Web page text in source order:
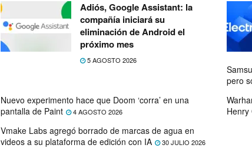
Adiós, Google Assistant: la
compañía iniciará su
eliminación de Android el
próximo mes
5 AGOSTO 2026
pero
Nuevo experimento hace que Doom ‘corra’ en una
pantalla de Paint
4 AGOSTO 2026
Henry
Vmake Labs agregó borrado de marcas de agua en
videos a su plataforma de edición con IA
30 JULIO 2026